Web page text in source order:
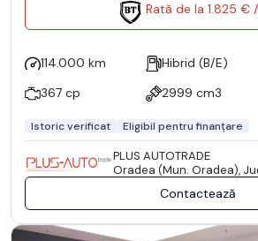
Rată de la 1.825 €
114.000 km Hibrid (B/E)
367 cp
2999 cm3
Istoric verificat Eligibil pentru finanțare
PLUS AUTOTRADE
Oradea (Mun. Oradea),
Contactează